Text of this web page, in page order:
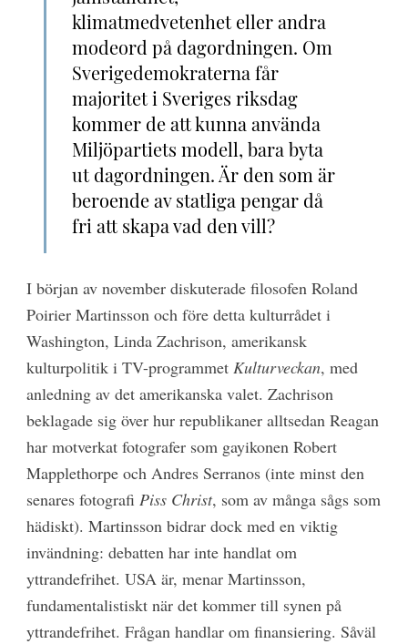
klimatmedvetenhet eller andra
modeord på dagordningen. Om
Sverigedemokraterna får
majoritet i Sveriges riksdag
kommer de att kunna använda
Miljöpartiets modell, bara byta
ut dagordningen. Är den som är
beroende av statliga pengar då
fri att skapa vad den vill?
I början av november diskuterade filosofen Roland
Poirier Martinsson och före detta kulturrådet i
Washington, Linda Zachrison, amerikansk
kulturpolitik i TV-programmet Kulturveckan, med
anledning av det amerikanska valet. Zachrison
beklagade sig över hur republikaner alltsedan Reagan
har motverkat fotografer som gayikonen Robert
Mapplethorpe och Andres Serranos (inte minst den
senares fotografi Piss Christ, som av många sågs som
hädiskt). Martinsson bidrar dock med en viktig
invändning: debatten har inte handlat om
yttrandefrihet. USA är, menar Martinsson,
fundamentalistiskt när det kommer till synen på
yttrandefrihet. Frågan handlar om finansiering. Såväl